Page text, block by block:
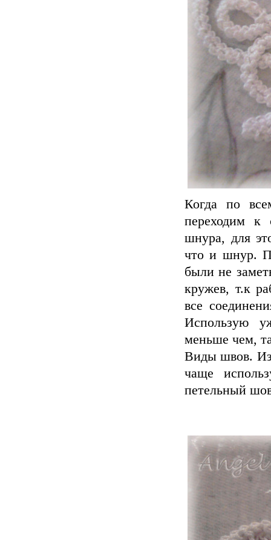
Когда по
переходим к
шнура, для
что и шнур.
были не
кружев, т.к
все
Использую
меньше чем,
Виды швов. Из
чаще
петельный